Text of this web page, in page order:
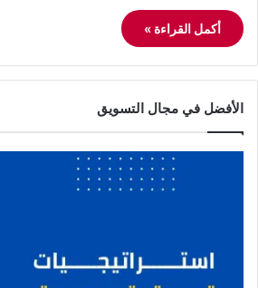
أكمل القراءة »
الأفضل في مجال التسويق